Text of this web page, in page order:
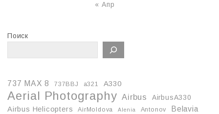
« Апр
Поиск
737 MAX 8 737BBJ a321 A330
Aerial Photography Airbus
AirbusA330
Airbus Helicopters
AirMoldova Alenia Antonov Belavia